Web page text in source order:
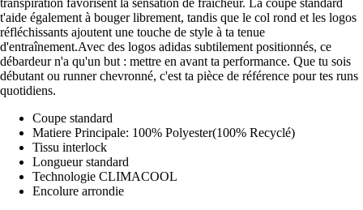
t'aide également à bouger librement, tandis que le col rond et les logos
réfléchissants ajoutent une touche de style à ta tenue
d'entraînement.Avec des logos adidas subtilement positionnés, ce
débardeur n'a qu'un but : mettre en avant ta performance. Que tu sois
débutant ou runner chevronné, c'est ta pièce de référence pour tes runs
quotidiens.
Coupe standard
Matiere Principale: 100% Polyester(100% Recyclé)
Tissu interlock
Longueur standard
Technologie CLIMACOOL
Encolure arrondie